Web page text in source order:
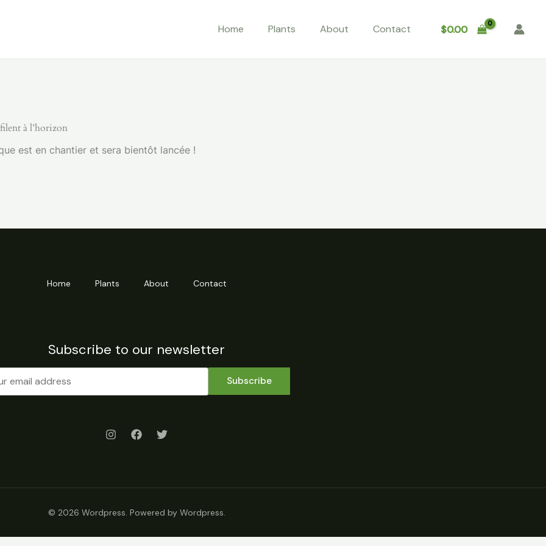
Home Plants About Contact $0.00
à l’horizon
est en chantier et sera bientôt lancée !
Home Plants About Contact
Subscribe to our newsletter
Subscribe
© 2026 Wordpress. Powered by Wordpress.